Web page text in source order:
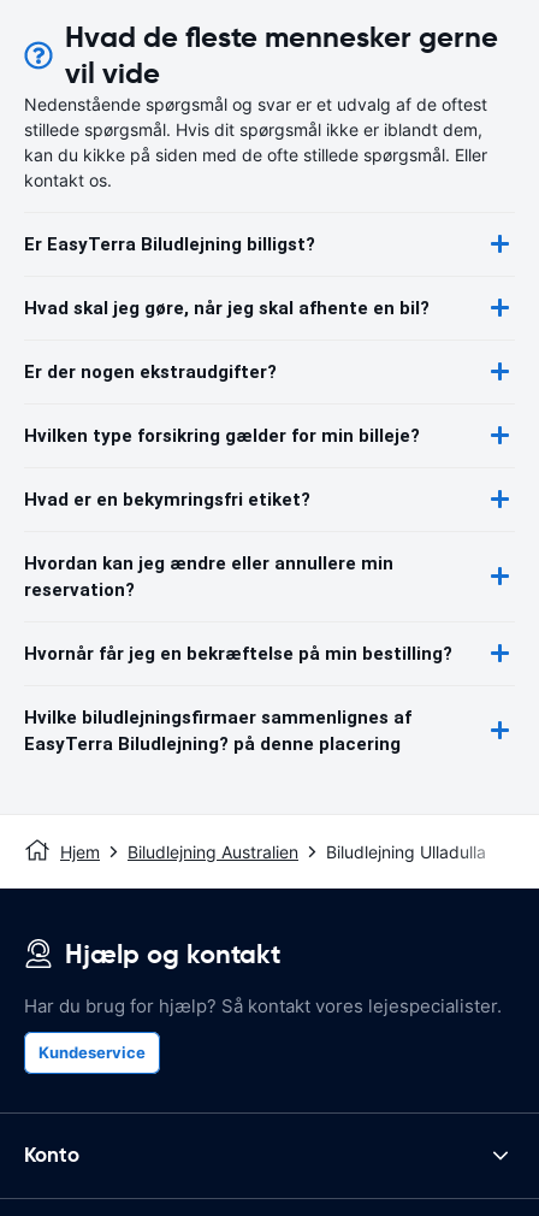
Hvad de fleste mennesker gerne
vil vide
Nedenstående spørgsmål og svar er et udvalg af de oftest
stillede spørgsmål. Hvis dit spørgsmål ikke er iblandt dem,
kan du kikke på siden med de ofte stillede spørgsmål. Eller
kontakt os.
Er EasyTerra Biludlejning billigst?
Hvad skal jeg gøre, når jeg skal afhente en bil?
Er der nogen ekstraudgifter?
Hvilken type forsikring gælder for min billeje?
Hvad er en bekymringsfri etiket?
Hvordan kan jeg ændre eller annullere min
reservation?
Hvornår får jeg en bekræftelse på min bestilling?
Hvilke biludlejningsfirmaer sammenlignes af
EasyTerra Biludlejning? på denne placering
Hjem Biludlejning Australien Biludlejning Ulladulla
Hjælp og kontakt
Har du brug for hjælp? Så kontakt vores lejespecialister.
Kundeservice
Konto